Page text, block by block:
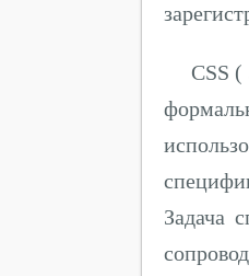
CSS
Задача